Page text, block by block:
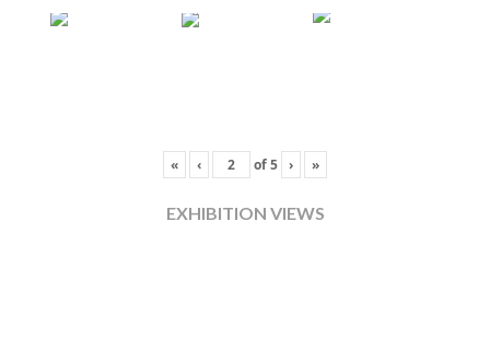
« ‹ of5 › »
EXHIBITION VIEWS